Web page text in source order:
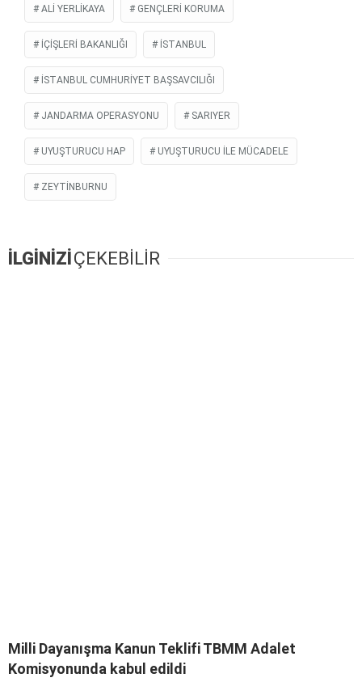
ALİ YERLİKAYA GENÇLERI KORUMA
İÇIŞLERI BAKANLIĞI İSTANBUL
İSTANBUL CUMHURIYET BAŞSAVCILIĞI
JANDARMA OPERASYONU SARIYER
UYUŞTURUCU HAP UYUŞTURUCU ILE MÜCADELE
ZEYTINBURNU
İLGİNİZİÇEKEBİLİR
Milli Dayanışma Kanun Teklifi TBMM Adalet
Komisyonunda kabul edildi